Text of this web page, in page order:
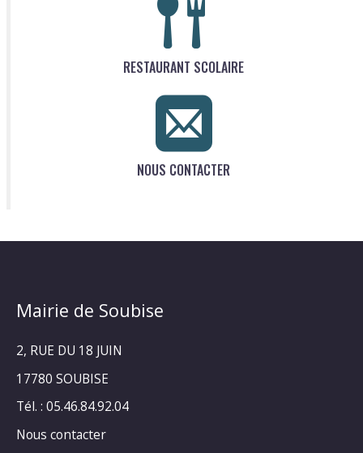
RESTAURANT SCOLAIRE
NOUS CONTACTER
Mairie de Soubise
2, RUE DU 18 JUIN
17780 SOUBISE
Tél. : 05.46.84.92.04
Nous contacter